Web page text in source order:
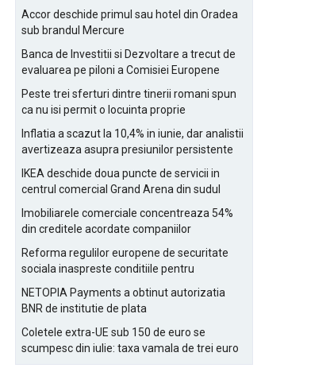
Accor deschide primul sau hotel din Oradea
sub brandul Mercure
Banca de Investitii si Dezvoltare a trecut de
evaluarea pe piloni a Comisiei Europene
Peste trei sferturi dintre tinerii romani spun
ca nu isi permit o locuinta proprie
Inflatia a scazut la 10,4% in iunie, dar analistii
avertizeaza asupra presiunilor persistente
IKEA deschide doua puncte de servicii in
centrul comercial Grand Arena din sudul
Imobiliarele comerciale concentreaza 54%
din creditele acordate companiilor
Reforma regulilor europene de securitate
sociala inaspreste conditiile pentru
NETOPIA Payments a obtinut autorizatia
BNR de institutie de plata
Coletele extra-UE sub 150 de euro se
scumpesc din iulie: taxa vamala de trei euro
pe articol, adaugata la taxa logistica